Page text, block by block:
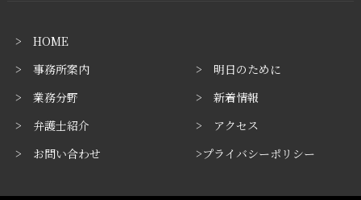
> HOME
> 事務所案内
> 業務分野
> 弁護士紹介
> お問い合わせ
> 明日のために
> 新着情報
> アクセス
>プライバシーポリシー